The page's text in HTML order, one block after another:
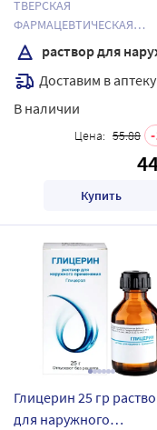
ТВЕРСКАЯ
ФАРМАЦЕВТИЧЕСКАЯ
ФАБРИКА ОАО
раствор для наружного
Доставим в аптеку
В наличии
Цена: 55.88
Купить
Глицерин 25 гр
для наружного